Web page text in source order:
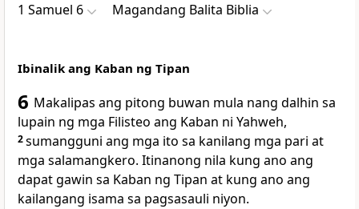
1 Samuel 6 Magandang Balita Biblia
Ibinalik ang Kaban ng Tipan
6 Makalipas ang pitong buwan mula nang dalhin sa
lupain ng mga Filisteo ang Kaban ni Yahweh,
2sumangguni ang mga ito sa kanilang mga pari at
mga salamangkero. Itinanong nila kung ano ang
dapat gawin sa Kaban ng Tipan at kung ano ang
kailangang isama sa pagsasauli niyon.